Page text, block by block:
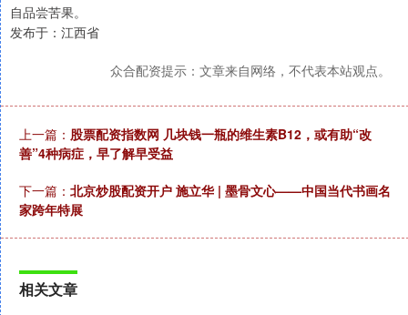
自品尝苦果。
发布于：江西省
众合配资提示：文章来自网络，不代表本站观点。
上一篇： 股票配资指数网 几块钱一瓶的维生素B12，或有助“改
善”4种病症，早了解早受益
下一篇： 北京炒股配资开户 施立华 | 墨骨文心——中国当代书画名
家跨年特展
相关文章